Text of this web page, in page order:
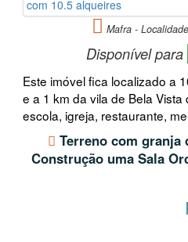
Mafra -
Disponível para
Este imóvel fica localizado a
e a 1 km da vila de Bela Vista
escola, igreja, restaurante,
Terreno com granja
Construção uma Sala